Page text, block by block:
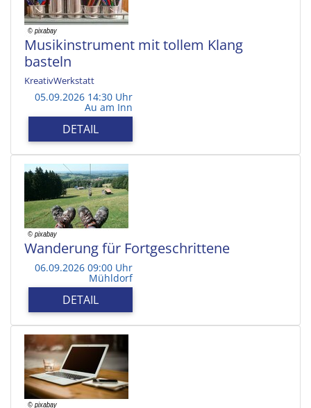
Musikinstrument mit tollem Klang
basteln
KreativWerkstatt
05.09.2026 14:30 Uhr
Au am Inn
DETAIL
Wanderung für Fortgeschrittene
06.09.2026 09:00 Uhr
Mühldorf
DETAIL